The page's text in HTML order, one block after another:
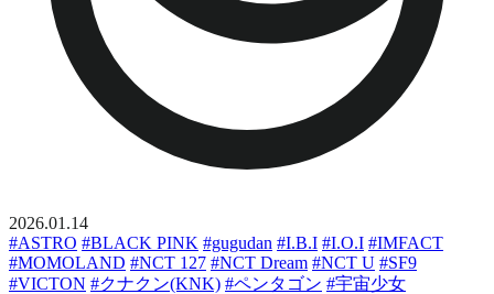
2026.01.14
#ASTRO #BLACK PINK #gugudan #I.B.I #I.O.I #IMFACT
#MOMOLAND #NCT 127 #NCT Dream #NCT U #SF9
#VICTON #クナクン(KNK) #ペンタゴン #宇宙少女